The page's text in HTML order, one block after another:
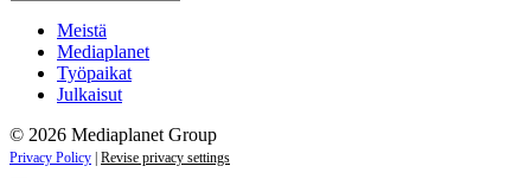
Meistä
Mediaplanet
Työpaikat
Julkaisut
© 2026 Mediaplanet Group
Privacy Policy Revise privacy settings